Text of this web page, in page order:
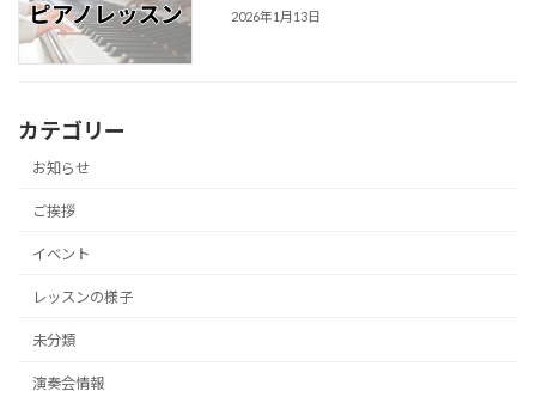
2026年1月13日
カテゴリー
お知らせ
ご挨拶
イベント
レッスンの様子
未分類
演奏会情報